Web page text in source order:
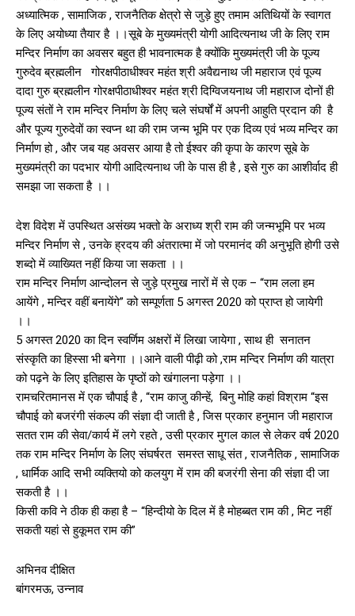
अध्यात्मिक , सामाजिक , राजनैतिक क्षेत्रो से जुड़े हुए तमाम अतिथियों के स्वागत
के लिए अयोध्या तैयार है ।।सूबे के मुख्यमंत्री योगी आदित्यनाथ जी के लिए राम
मन्दिर निर्माण का अवसर बहुत ही भावनात्मक है क्योंकि मुख्यमंत्री जी के पूज्य
गुरुदेव ब्रह्मलीन गोरक्षपीठाधीश्वर महंत श्री अवैद्यनाथ जी महाराज एवं पूज्य
दादा गुरु ब्रह्मलीन गोरक्षपीठाधीश्वर महंत श्री दिग्विजयनाथ जी महाराज दोनों ही
पूज्य संतों ने राम मन्दिर निर्माण के लिए चले संघर्षों में अपनी आहुति प्रदान की है
और पूज्य गुरुदेवों का स्वप्न था की राम जन्म भूमि पर एक दिव्य एवं भव्य मन्दिर का
निर्माण हो , और जब यह अवसर आया है तो ईश्वर की कृपा के कारण सूबे के
मुख्यमंत्री का पदभार योगी आदित्यनाथ जी के पास ही है , इसे गुरु का आशीर्वाद ही
समझा जा सकता है ।।
देश विदेश में उपस्थित असंख्य भक्तो के अराध्य श्री राम की जन्मभूमि पर भव्य
मन्दिर निर्माण से , उनके ह्रदय की अंतरात्मा में जो परमानंद की अनुभूति होगी उसे
शब्दो में व्याख्यित नहीं किया जा सकता ।।
राम मन्दिर निर्माण आन्दोलन से जुड़े प्रमुख नारों में से एक – “राम लला हम
आयेंगे , मन्दिर वहीं बनायेंगे” को सम्पूर्णता 5 अगस्त 2020 को प्राप्त हो जायेगी
।।
5 अगस्त 2020 का दिन स्वर्णिम अक्षरों में लिखा जायेगा , साथ ही सनातन
संस्कृति का हिस्सा भी बनेगा ।।आने वाली पीढ़ी को ,राम मन्दिर निर्माण की यात्रा
को पढ़ने के लिए इतिहास के पृष्ठों को खंगालना पड़ेगा ।।
रामचरितमानस में एक चौपाई है , “राम काजु कीन्हें, बिनु मोहि कहां विश्राम “इस
चौपाई को बजरंगी संकल्प की संज्ञा दी जाती है , जिस प्रकार हनुमान जी महाराज
सतत राम की सेवा/कार्य में लगे रहते , उसी प्रकार मुगल काल से लेकर वर्ष 2020
तक राम मन्दिर निर्माण के लिए संघर्षरत समस्त साधू संत , राजनैतिक , सामाजिक
, धार्मिक आदि सभी व्यक्तियो को कलयुग में राम की बजरंगी सेना की संज्ञा दी जा
सकती है ।।
किसी कवि ने ठीक ही कहा है – “हिन्दीयो के दिल में है मोहब्बत राम की , मिट नहीं
सकती यहां से हुकूमत राम की”
अभिनव दीक्षित
बांगरमऊ, उन्नाव